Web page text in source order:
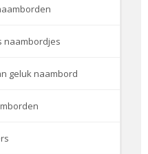
naambordjes
geluk naambord